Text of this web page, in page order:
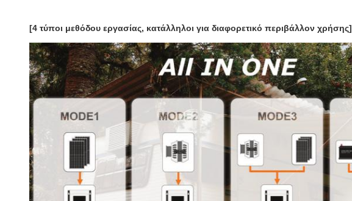
[4 τύποι μεθόδου εργασίας, κατάλληλοι για διαφορετικό περιβάλλον χρήσης]